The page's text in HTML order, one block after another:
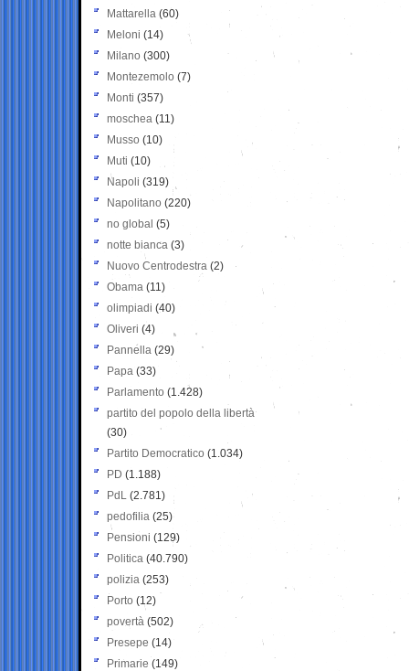
Mattarella (60)
Meloni (14)
Milano (300)
Montezemolo (7)
Monti (357)
moschea (11)
Musso (10)
Muti (10)
Napoli (319)
Napolitano (220)
no global (5)
notte bianca (3)
Nuovo Centrodestra (2)
Obama (11)
olimpiadi (40)
Oliveri (4)
Pannella (29)
Papa (33)
Parlamento (1.428)
partito del popolo della libertà
(30)
Partito Democratico (1.034)
PD (1.188)
PdL (2.781)
pedofilia (25)
Pensioni (129)
Politica (40.790)
polizia (253)
Porto (12)
povertà (502)
Presepe (14)
Primarie (149)